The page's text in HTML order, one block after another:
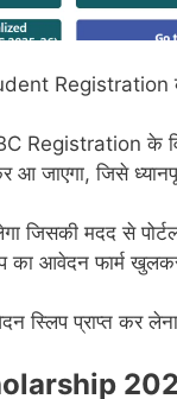
Registration
Registration के
जाएगा, जिसे
जिसकी मदद से
आवेदन फार्म
प्राप्त कर